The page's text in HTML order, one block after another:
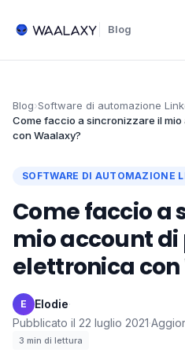
Blog
Blog›Software di automazione
Come faccio a sincronizzare il
con Waalaxy?
SOFTWARE DI AUTOMAZIONE
Come faccio a
mio account di
elettronica
E Elodie·
Pubblicato il 22 luglio 2021·
3 min di lettura